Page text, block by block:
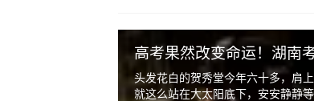
不用刻意买补品、不用顿顿
味，营养均衡、清淡可口，按时
高考果然改变命运！湖南
头发花白的贺秀堂今年六十多，肩
就这么站在大太阳底下，安安静静